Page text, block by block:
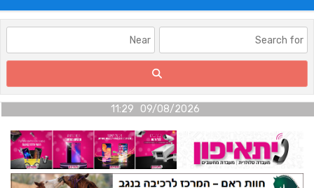
09/08/2026 11:29